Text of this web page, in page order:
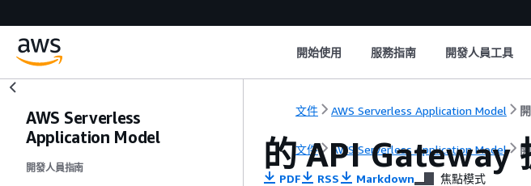
開始使用 服務指南 開發人員工具
AWS Serverless
Application Model
開發人員指南
文件 AWS Serverless Application Model
文件 AWS Serverless Application Model
的 API Gateway
PDF RSS Markdown 焦點模式